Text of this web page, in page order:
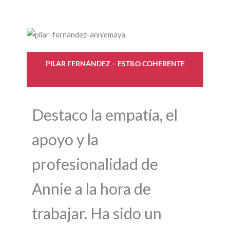
PILAR FERNÁNDEZ – ESTILO COHERENTE
Destaco la empatía, el
apoyo y la
profesionalidad de
Annie a la hora de
trabajar. Ha sido un